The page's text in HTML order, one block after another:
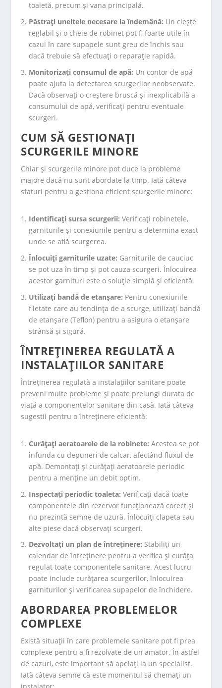
toaletă, precum și vana principală.
Păstrați uneltele necesare la îndemână: Un clește
reglabil și o cheie de robinet pot fi foarte utile în
cazul în care supapele sunt greu de închis sau
dacă trebuie să efectuați o reparație rapidă.
Monitorizați consumul de apă: Un contor de apă
poate ajuta la detectarea scurgerilor neobservate.
Dacă observați o creștere bruscă și inexplicabilă a
consumului de apă, verificați pentru eventuale
scurgeri.
CUM SĂ GESTIONAȚI
SCURGERILE MINORE
Chiar și scurgerile minore pot duce la probleme
majore dacă nu sunt abordate la timp. Iată câteva
sfaturi pentru a gestiona eficient scurgerile minore:
Identificați sursa scurgerii: Verificați robinetele,
garniturile și conexiunile pentru a determina exact
unde se află scurgerea.
Înlocuiți garniturile uzate: Garniturile de cauciuc
se pot uza în timp și pot cauza scurgeri. Înlocuirea
acestor garnituri este o soluție simplă și eficientă.
Utilizați bandă de etanșare: Pentru conexiunile
filetate care au tendința de a scurge, utilizați bandă
de etanșare (Teflon) pentru a asigura o etanșare
strânsă și sigură.
ÎNTREȚINEREA REGULATĂ A
INSTALAȚIILOR SANITARE
Întreținerea regulată a instalațiilor sanitare poate
preveni multe probleme și poate prelungi durata de
viață a componentelor sanitare din casă. Iată câteva
sugestii pentru o întreținere eficientă:
Curățați aeratoarele de la robinete: Acestea se pot
înfunda cu depuneri de calcar, afectând fluxul de
apă. Demontați și curățați aeratoarele periodic
pentru a menține un debit optim.
Inspectați periodic toaleta: Verificați dacă toate
componentele din rezervor funcționează corect și
nu prezintă semne de uzură. Înlocuiți clapeta sau
alte piese dacă observați scurgeri.
Dezvoltați un plan de întreținere: Stabiliți un
calendar de întreținere pentru a verifica și curăța
regulat toate componentele sanitare. Acest lucru
poate include curățarea scurgerilor, înlocuirea
garniturilor și verificarea supapelor de închidere.
ABORDAREA PROBLEMELOR
COMPLEXE
Există situații în care problemele sanitare pot fi prea
complexe pentru a fi rezolvate de un amator. În astfel
de cazuri, este important să apelați la un specialist.
Iată câteva semne că este momentul să chemați un